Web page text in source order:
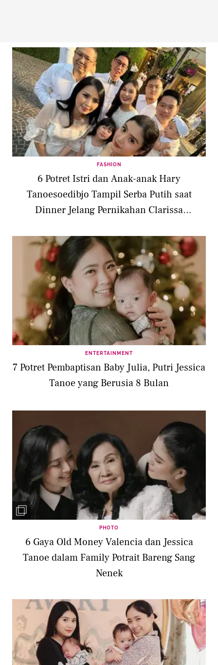
FASHION
6 Potret Istri dan Anak-anak Hary
Tanoesoedibjo Tampil Serba Putih saat
Dinner Jelang Pernikahan Clarissa
ENTERTAINMENT
7 Potret Pembaptisan Baby Julia, Putri Jessica
Tanoe yang Berusia 8 Bulan
PHOTO
6 Gaya Old Money Valencia dan Jessica
Tanoe dalam Family Potrait Bareng Sang
Nenek